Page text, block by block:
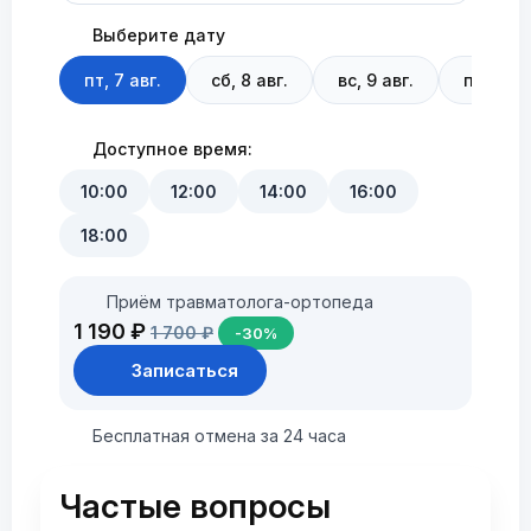
Выберите дату
пт, 7 авг. сб, 8 авг. вс, 9 авг. пн, 10
Доступное время:
10:00 12:00 14:00 16:00
18:00
Приём травматолога-ортопеда
1 190 ₽ 1 700 ₽ -30%
Записаться
Бесплатная отмена за 24 часа
Частые вопросы